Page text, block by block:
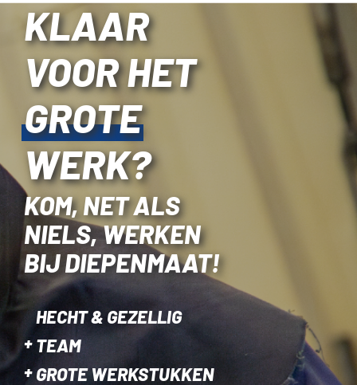
KLAAR
VOOR HET
GROTE
WERK?
KOM, NET ALS
NIELS, WERKEN
BIJ DIEPENMAAT!
HECHT & GEZELLIG
TEAM
GROTE WERKSTUKKEN